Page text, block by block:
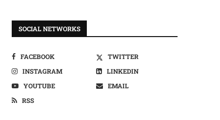
SOCIAL NETWORKS
FACEBOOK
TWITTER
INSTAGRAM
LINKEDIN
YOUTUBE
EMAIL
RSS